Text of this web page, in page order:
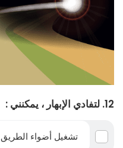
12. لتفادي الإبهار ، يمكنني :
تشغيل أضواء الطريق